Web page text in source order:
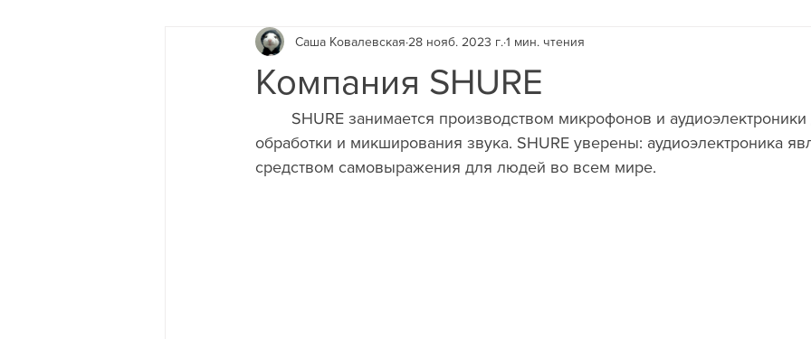
Струнные и духовые Проекты
Компания SHURE
Саша Ковалевская 28 нояб. 2023 г. 1 мин. чтения
обработки и микширования звука. SHURE уверены: аудиоэлектроника
средством самовыражения для людей во всем мире.